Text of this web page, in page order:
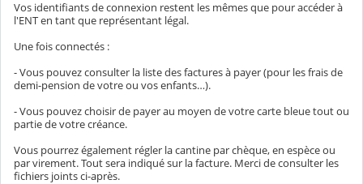
Vos identifiants de connexion restent les mêmes que pour accéder à
l'ENT en tant que représentant légal.
Une fois connectés :
- Vous pouvez consulter la liste des factures à payer (pour les frais de
demi-pension de votre ou vos enfants…).
- Vous pouvez choisir de payer au moyen de votre carte bleue tout ou
partie de votre créance.
Vous pourrez également régler la cantine par chèque, en espèce ou
par virement. Tout sera indiqué sur la facture. Merci de consulter les
fichiers joints ci-après.